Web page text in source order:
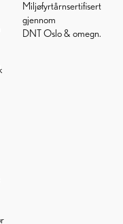
Miljøfyrtårnsertifisert
gjennom
DNT Oslo & omegn.